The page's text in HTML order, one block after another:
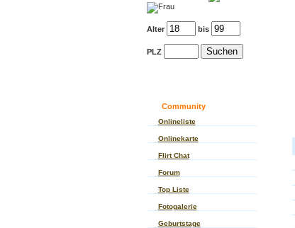
Alter bis
PLZ
Community
Onlineliste
Onlinekarte
Flirt Chat
Forum
Top Liste
Fotogalerie
Geburtstage